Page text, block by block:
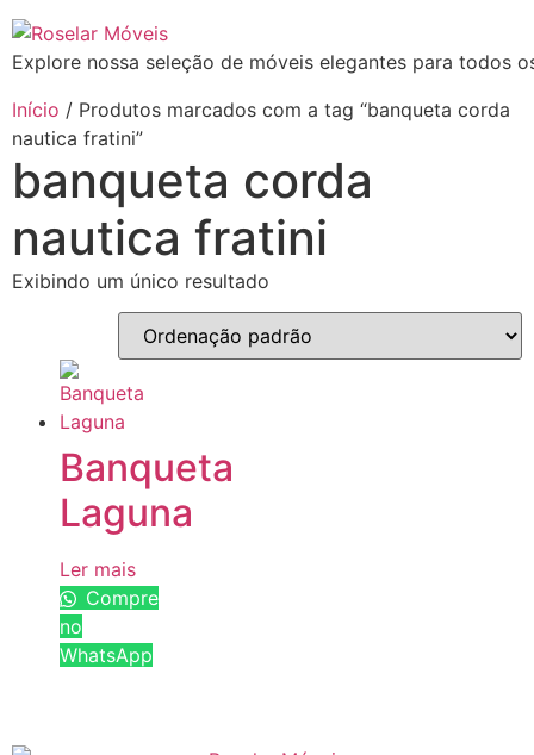
para
conteúdo
Explore nossa seleção de móveis elegantes para todos
Início / Produtos marcados com a tag “banqueta corda
nautica fratini”
banqueta corda
nautica fratini
Exibindo um único resultado
Banqueta
Laguna
Ler mais
Compre
no
WhatsApp